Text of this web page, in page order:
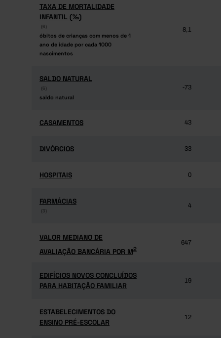
TAXA DE MORTALIDADE
INFANTIL (‰)
(6)
óbitos de crianças com menos de 1
ano de idade por cada 1000
nascimentos
TAXA DE MORTALIDADE
INFANTIL (‰)
(6)
óbitos de crianças com menos de 1
ano de idade por cada 1000
nascimentos
8,1
SALDO NATURAL
(6)
saldo natural
SALDO NATURAL
(6)
saldo natural
-73
CASAMENTOS
CASAMENTOS 43
DIVÓRCIOS
DIVÓRCIOS 33
HOSPITAIS
HOSPITAIS 0
FARMÁCIAS
(3)
FARMÁCIAS
(3)
4
VALOR MEDIANO DE
AVALIAÇÃO BANCÁRIA POR M2
VALOR MEDIANO DE
AVALIAÇÃO BANCÁRIA POR M2
647
EDIFÍCIOS NOVOS CONCLUÍDOS
PARA HABITAÇÃO FAMILIAR
EDIFÍCIOS NOVOS CONCLUÍDOS
PARA HABITAÇÃO FAMILIAR
19
ESTABELECIMENTOS DO
ENSINO PRÉ-ESCOLAR
ESTABELECIMENTOS DO
ENSINO PRÉ-ESCOLAR
12